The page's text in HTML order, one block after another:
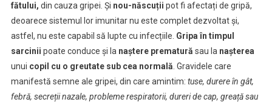
fătului, din cauza gripei. Și nou-născuții pot fi afectați de gripă,
deoarece sistemul lor imunitar nu este complet dezvoltat și,
astfel, nu este capabil să lupte cu infecțiile. Gripa în timpul
sarcinii poate conduce și la naștere prematură sau la nașterea
unui copil cu o greutate sub cea normală . Gravidele care
manifestă semne ale gripei, din care amintim: tuse, durere în gât,
febră, secreții nazale, probleme respiratorii, dureri de cap, greață sau